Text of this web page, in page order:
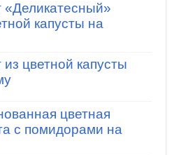
«Деликатесный»
капусты на
цветной капусты
цветная
с помидорами на